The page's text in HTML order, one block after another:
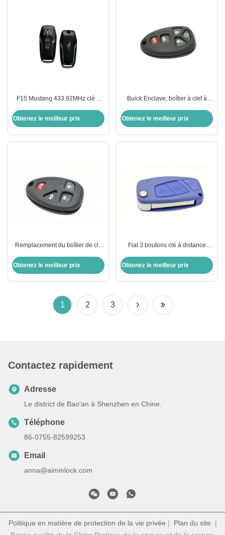
F15 Mustang 433.92MHz clé à
ord Mustang
Obtenez le meilleur prix
Buick Enclave, boîtier à clef à
remplacement du porte-clés.
Obtenez le meilleur prix
Remplacement du boîtier de clé
4 boutons
Obtenez le meilleur prix
Fiat 3 boutons clé à distance
coque de clé avec boîtier de clé
Obtenez le meilleur prix
1 2 3
Contactez rapidement
Adresse
Le district de Bao'an à Shenzhen en Chine.
Téléphone
86-0755-82599253
Email
anna@aiminlock.com
Politique en matière de protection de la vie privée | Plan du site |